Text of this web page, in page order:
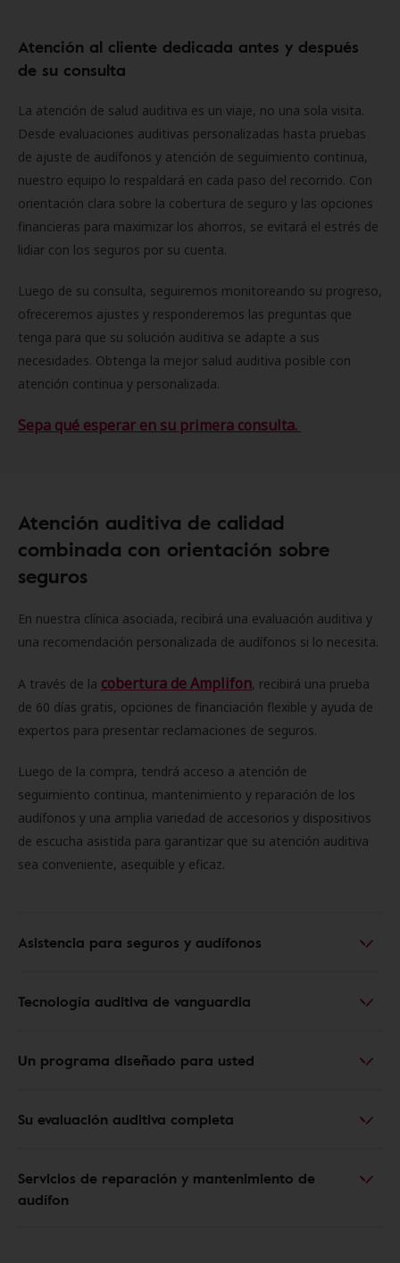
Atención al cliente dedicada antes y después
de su consulta
La atención de salud auditiva es un viaje, no una sola visita.
Desde evaluaciones auditivas personalizadas hasta pruebas
de ajuste de audífonos y atención de seguimiento continua,
nuestro equipo lo respaldará en cada paso del recorrido. Con
orientación clara sobre la cobertura de seguro y las opciones
financieras para maximizar los ahorros, se evitará el estrés de
lidiar con los seguros por su cuenta.
Luego de su consulta, seguiremos monitoreando su progreso,
ofreceremos ajustes y responderemos las preguntas que
tenga para que su solución auditiva se adapte a sus
necesidades. Obtenga la mejor salud auditiva posible con
atención continua y personalizada.
Sepa qué esperar en su primera consulta.
Atención auditiva de calidad
combinada con orientación sobre
seguros
En nuestra clínica asociada, recibirá una evaluación auditiva y
una recomendación personalizada de audífonos si lo necesita.
A través de la cobertura de Amplifon, recibirá una prueba
de 60 días gratis, opciones de financiación flexible y ayuda de
expertos para presentar reclamaciones de seguros.
Luego de la compra, tendrá acceso a atención de
seguimiento continua, mantenimiento y reparación de los
audífonos y una amplia variedad de accesorios y dispositivos
de escucha asistida para garantizar que su atención auditiva
sea conveniente, asequible y eficaz.
Asistencia para seguros y audífonos
Tecnología auditiva de vanguardia
Un programa diseñado para usted
Su evaluación auditiva completa
Servicios de reparación y mantenimiento de
audífon